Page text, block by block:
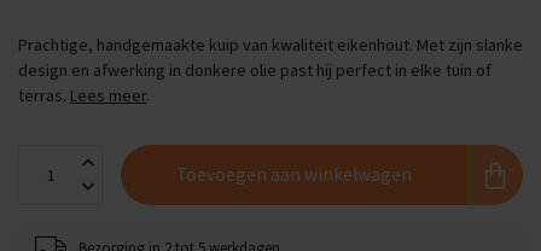
Prachtige, handgemaakte kuip van kwaliteit eikenhout. Met zijn slanke
design en afwerking in donkere olie past hij perfect in elke tuin of
terras. Lees meer.
Toevoegen aan winkelwagen